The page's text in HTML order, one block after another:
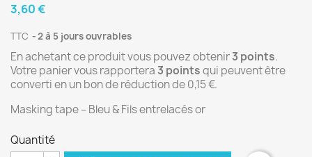
3,60 €
TTC 2 à 5 jours ouvrables
En achetant ce produit vous pouvez obtenir3 points.
Votre panier vous rapportera 3 pointsqui peuvent être
converti en un bon de réduction de0,15 €.
Masking tape – Bleu & Fils entrelacés or
Quantité